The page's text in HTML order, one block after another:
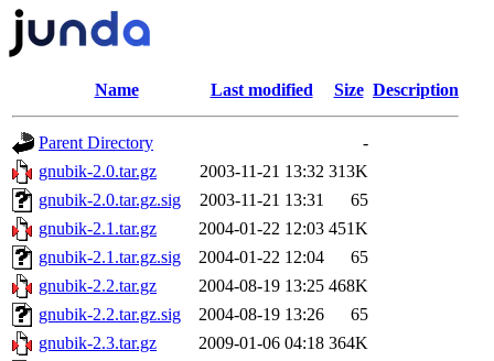
Name Last modified Size Description
Parent Directory
-
gnubik-2.0.tar.gz
2003-11-21 13:32 313K
gnubik-2.0.tar.gz.sig
2003-11-21 13:31
65
gnubik-2.1.tar.gz
2004-01-22 12:03 451K
gnubik-2.1.tar.gz.sig
2004-01-22 12:04
65
gnubik-2.2.tar.gz
2004-08-19 13:25 468K
gnubik-2.2.tar.gz.sig
2004-08-19 13:26
65
gnubik-2.3.tar.gz
2009-01-06 04:18 364K